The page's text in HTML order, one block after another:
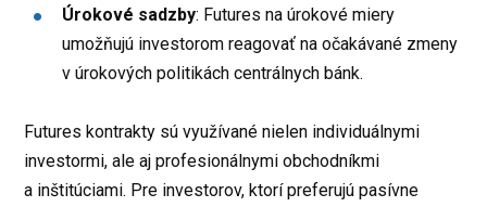
Úrokové sadzby: Futures na úrokové miery
umožňujú investorom reagovať na očakávané zmeny
v úrokových politikách centrálnych bánk.
Futures kontrakty sú využívané nielen individuálnymi
investormi, ale aj profesionálnymi obchodníkmi
a inštitúciami. Pre investorov, ktorí preferujú pasívne